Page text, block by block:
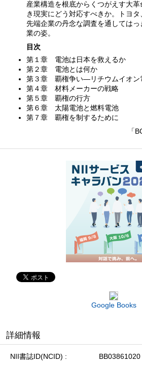
産業構造を根底からくつがえす大
き現実にどう対応すべきか。トヨ
先端企業の丹念な調査を通しては
業の姿。
目次
第１章 電池は日本を救えるか
第２章 電池とは何か
第３章 覇権争い—リチウムイオン
第４章 材料メーカーの戦略
第５章 覇権の行方
第６章 太陽電池と燃料電池
第７章 覇権を制するために
「
Google Books
詳細情報
NII書誌ID(NCID)
BB03861020